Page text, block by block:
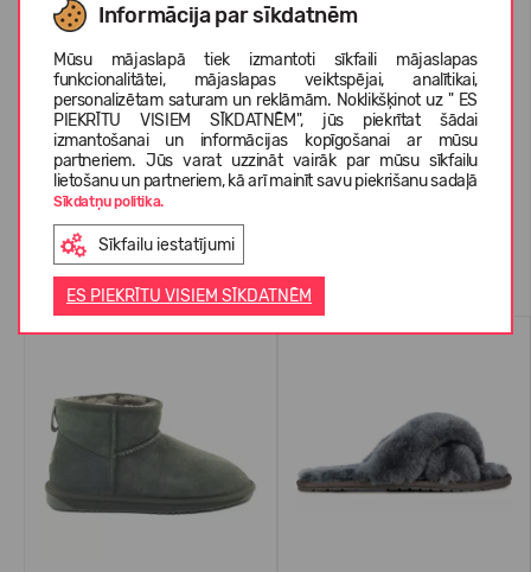
Informācija par sīkdatnēm
Mūsu mājaslapā tiek izmantoti sīkfaili mājaslapas
funkcionalitātei, mājaslapas veiktspējai, analītikai,
personalizētam saturam un reklāmām. Noklikšķinot uz " ES
PIEKRĪTU VISIEM SĪKDATNĒM", jūs piekrītat šādai
izmantošanai un informācijas kopīgošanai ar mūsu
partneriem. Jūs varat uzzināt vairāk par mūsu sīkfailu
lietošanu un partneriem, kā arī mainīt savu piekrišanu sadaļā
Sīkdatņu politika.
Sīkfailu iestatījumi
ES PIEKRĪTU VISIEM SĪKDATNĒM
PAR EMU AUSTRALIA
KLIENTU ATSAUKSMES (1)
Līdzīgas preces